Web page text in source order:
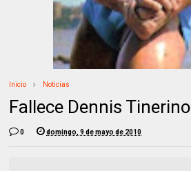
Inicio Noticias
Fallece Dennis Tinerino
0 domingo, 9 de mayo de 2010